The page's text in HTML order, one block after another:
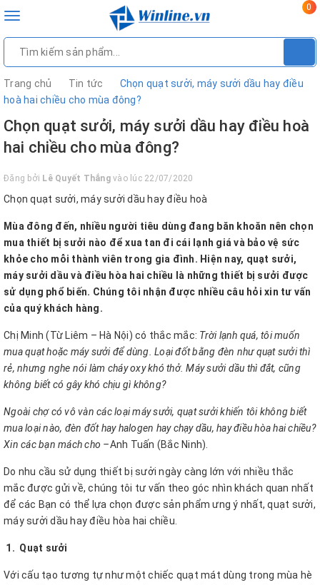
Toggle
0
Trang chủ Tin tức
Chọn quạt sưởi, máy sưởi dầu hay điều
hoà hai chiều cho mùa đông?
Chọn quạt sưởi, máy sưởi dầu hay điều hoà
hai chiều cho mùa đông?
Đăng bởi Lê Quyết Thắngvào lúc 22/07/2020
Chọn quạt sưởi, máy sưởi dầu hay điều hoà
Mùa đông đến, nhiều người tiêu dùng đang băn khoăn nên chọn
mua thiết bị sưởi nào để xua tan đi cái lạnh giá và bảo vệ sức
khỏe cho mỗi thành viên trong gia đình. Hiện nay, quạt sưởi,
máy sưởi dầu và điều hòa hai chiều là những thiết bị sưởi được
sử dụng phổ biến. Chúng tôi nhận được nhiều câu hỏi xin tư vấn
của quý khách hàng.
Chị Minh (Từ Liêm – Hà Nội) có thắc mắc: Trời lạnh quá, tôi muốn
mua quạt hoặc máy sưởi để dùng. Loại đốt bằng đèn như quạt sưởi thì
rẻ, nhưng nghe nói làm cháy oxy khó thở. Máy sưởi dầu thì đắt, cũng
không biết có gây khó chịu gì không?
Ngoài chợ có vô vàn các loại máy sưởi, quạt sưởi khiến tôi không biết
mua loại nào, đèn đốt hay halogen hay chạy dầu, hay điều hòa hai chiều?
Xin các bạn mách cho –Anh Tuấn (Bắc Ninh).
Do nhu cầu sử dụng thiết bị sưởi ngày càng lớn với nhiều thắc
mắc được gửi về, chúng tôi tư vấn theo góc nhìn khách quan nhất
để các Bạn có thể lựa chọn được sản phẩm ưng ý nhất, quạt sưởi,
máy sưởi dầu hay điều hòa hai chiều.
1. Quạt sưởi
Với cấu tạo tương tự như một chiếc quạt mát dùng trong mùa hè